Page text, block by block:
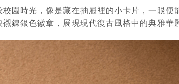
校園時光，像是藏在抽屜裡的小卡片，一眼
鎳銀色徽章，展現現代復古風格中的典雅華